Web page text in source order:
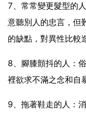
7、常常變更髮型的
意聽別人的忠言，但
的缺點，對異性比較
8、腳膝顫抖的人：
裡欲求不滿之念和自
9、拖著鞋走的人：